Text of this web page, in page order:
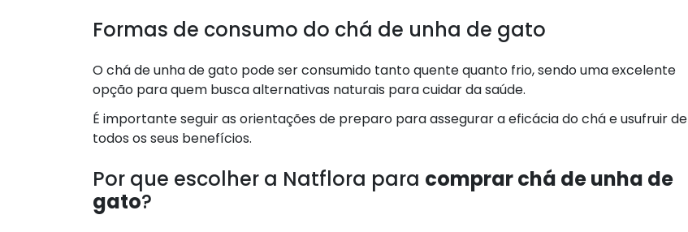
Formas de consumo do chá de unha de gato
O chá de unha de gato pode ser consumido tanto quente quanto frio, sendo uma excelente
opção para quem busca alternativas naturais para cuidar da saúde.
É importante seguir as orientações de preparo para assegurar a eficácia do chá e usufruir de
todos os seus benefícios.
Por que escolher a Natflora para comprar chá de unha de
gato?